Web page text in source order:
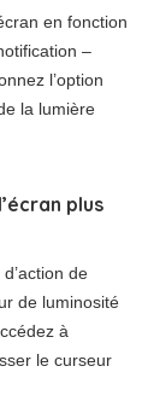
en fonction
–
l’option
la lumière
plus
de
de luminosité
à
le curseur